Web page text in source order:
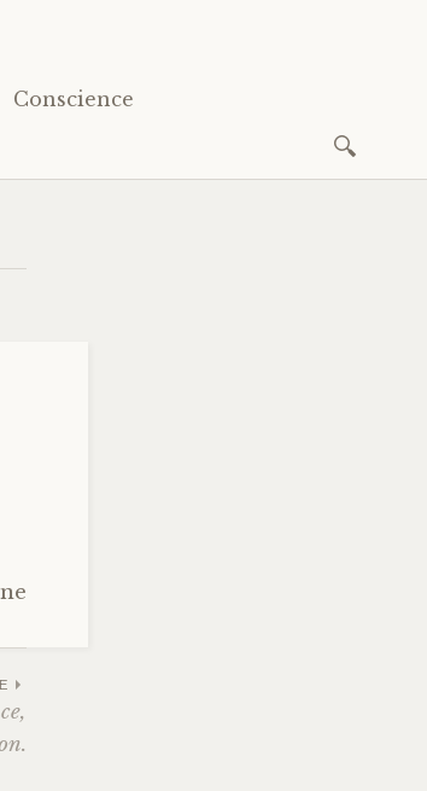
Conscience